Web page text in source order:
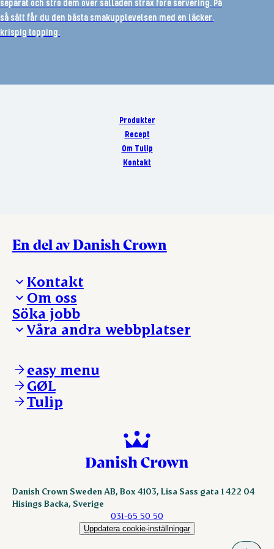
separat och strö dem över salladen strax före servering. På
så sätt får du den bästa smakupplevelsen med en läcker,
krispig topping.
Produkter
Recept
Om Tulip
Kontakt
En del av Danish Crown
Kontakt
Presskontakt – För dig som är journalist
Reklamation
Visselblåsning
Om oss
Vi tar ledningen
Våra ställen
Söka jobb
Våra andra webbplatser
ESS-FOOD.com
KLS.se
nordicspoor.com
easy menu
GØL
Tulip
Danish Crown Sweden AB, Box 4103, Lisa Sass gata 1 422 04
Hisings Backa, Sverige
031-65 50 50
Uppdatera cookie-inställningar